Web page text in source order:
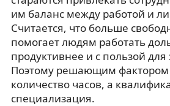
им баланс между работой и
Считается, что больше
помогает людям работать
продуктивнее и с пользой для
Поэтому решающим фактором
количество часов, а
специализация.